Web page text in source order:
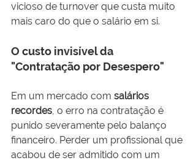
vicioso de turnover que custa muito
mais caro do que o salário em si.
O custo invisível da
"Contratação por Desespero"
Em um mercado com salários
recordes, o erro na contratação é
punido severamente pelo balanço
financeiro. Perder um profissional que
acabou de ser admitido com um